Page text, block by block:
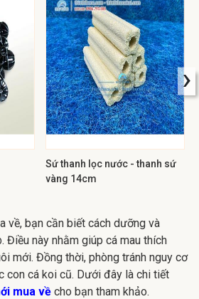
Sứ thanh lọc nước - thanh sứ
vàng 14cm
›
về, bạn cần biết cách dưỡng và
Điều này nhằm giúp cá mau thích
mới. Đồng thời, phòng tránh nguy cơ
con cá koi cũ. Dưới đây là chi tiết
mua về cho bạn tham khảo.